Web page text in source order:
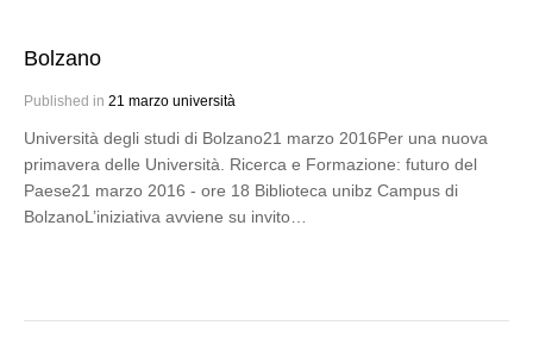
Bolzano
Published in 21 marzo università
Università degli studi di Bolzano21 marzo 2016Per una nuova
primavera delle Università. Ricerca e Formazione: futuro del
Paese21 marzo 2016 - ore 18 Biblioteca unibz Campus di
BolzanoL’iniziativa avviene su invito…